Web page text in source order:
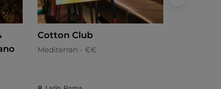
Cotton Club
Mediterran - €€